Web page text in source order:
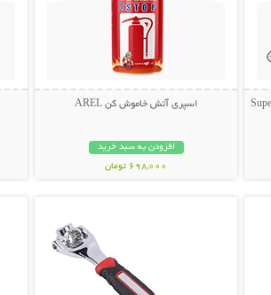
اسپری آتش خاموش کن AREL
افزودن به سبد خرید
698,000 تومان